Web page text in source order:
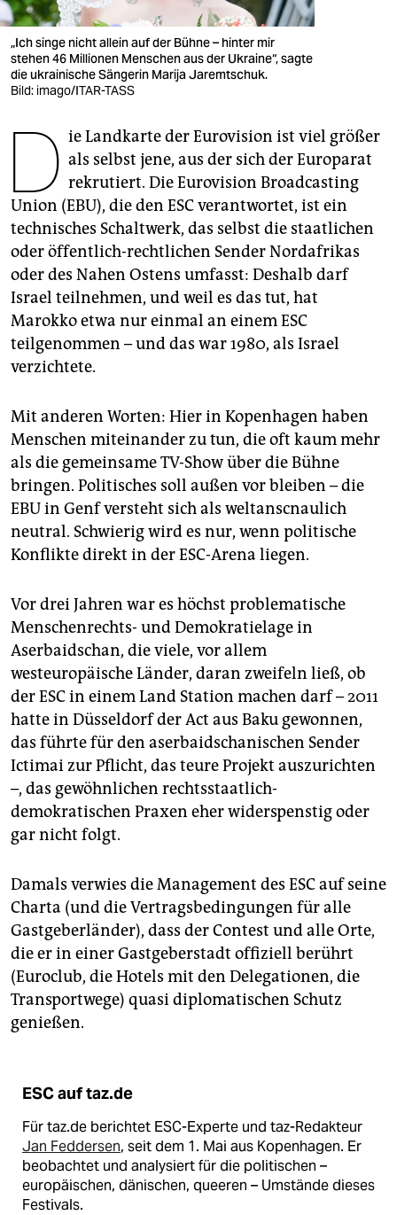
veranstaltungen
shop
fragen & hilfe
genossenschaft
epaper login
„Ich singe nicht allein auf der Bühne – hinter mir
stehen 46 Millionen Menschen aus der Ukraine“, sagte
die ukrainische Sängerin Marija Jaremtschuk.
Bild: imago/ITAR-TASS
D ie Landkarte der Eurovision ist viel größer
als selbst jene, aus der sich der Europarat
rekrutiert. Die Eurovision Broadcasting
Union (EBU), die den ESC verantwortet, ist ein
technisches Schaltwerk, das selbst die staatlichen
oder öffentlich-rechtlichen Sender Nordafrikas
oder des Nahen Ostens umfasst: Deshalb darf
Israel teilnehmen, und weil es das tut, hat
Marokko etwa nur einmal an einem ESC
teilgenommen – und das war 1980, als Israel
verzichtete.
Mit anderen Worten: Hier in Kopenhagen haben
Menschen miteinander zu tun, die oft kaum mehr
als die gemeinsame TV-Show über die Bühne
bringen. Politisches soll außen vor bleiben – die
EBU in Genf versteht sich als weltanscnaulich
neutral. Schwierig wird es nur, wenn politische
Konflikte direkt in der ESC-Arena liegen.
Vor drei Jahren war es höchst problematische
Menschenrechts- und Demokratielage in
Aserbaidschan, die viele, vor allem
westeuropäische Länder, daran zweifeln ließ, ob
der ESC in einem Land Station machen darf – 2011
hatte in Düsseldorf der Act aus Baku gewonnen,
das führte für den aserbaidschanischen Sender
Ictimai zur Pflicht, das teure Projekt auszurichten
–, das gewöhnlichen rechtsstaatlich-
demokratischen Praxen eher widerspenstig oder
gar nicht folgt.
Damals verwies die Management des ESC auf seine
Charta (und die Vertragsbedingungen für alle
Gastgeberländer), dass der Contest und alle Orte,
die er in einer Gastgeberstadt offiziell berührt
(Euroclub, die Hotels mit den Delegationen, die
Transportwege) quasi diplomatischen Schutz
genießen.
ESC auf taz.de
Für taz.de berichtet ESC-Experte und taz-Redakteur
Jan Feddersen, seit dem 1. Mai aus Kopenhagen. Er
beobachtet und analysiert für die politischen –
europäischen, dänischen, queeren – Umstände dieses
Festivals.